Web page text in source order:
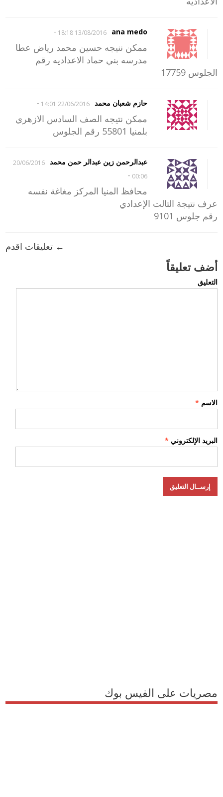
ana medo
13/08/2016 18:18
-
ممكن ننيجه حسين محمد رياض عطا
مدرسه بني حماد الاعداديه رقم
الجلوس 17759
حازم شعبان محمد 22/06/2016 14:01
-
ممكن نتيجه الصف السادس الازهري
بلمنيا 55801 رقم الجلوس
عبدالرحمن زين عبدالر حمن محمد
20/06/2016
00:06
-
محافظ المنيا المركز مغاغة نفسه
عرف نتيجة التالت الإعدادي
رقم جلوس 9101
← تعليقات اقدم
أضف تعليقاً
التعليق
الاسم *
البريد الإلكتروني *
مصريات على الفيس بوك